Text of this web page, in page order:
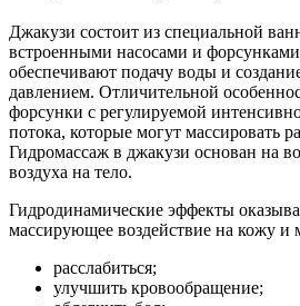
Джакузи состоит из специальной
встроенными насосами и
обеспечивают подачу воды и
давлением. Отличительной
форсунки с регулируемой
потока, которые могут массировать
Гидромассаж в джакузи основан на
воздуха на тело.
Гидродинамические эффекты
массирующее воздействие на кожу
расслабиться;
улучшить кровообращение;